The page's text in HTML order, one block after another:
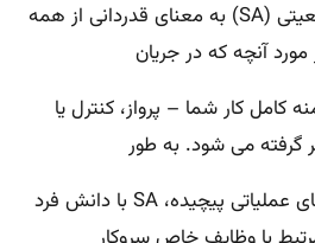
به زبان ساده، آگاهی موقعیتی (SA) به معنای قدردانی از همه
آنچه که در جریان
کامل کار شما – پرواز، کنترل یا
گرفته می شود. به طور
خاص و در زمینه محیط‌های عملیاتی پیچیده، SA با دانش فرد